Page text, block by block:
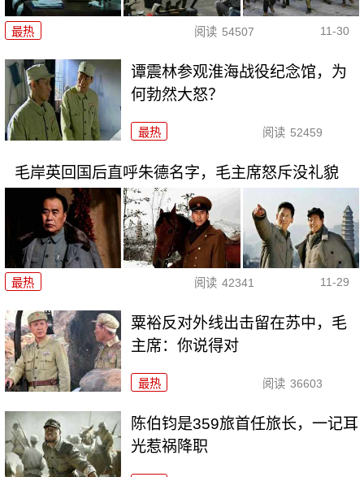
最热 阅读 54507 11-30
谭震林参观淮海战役纪念馆，为
何勃然大怒？
最热 阅读 52459
毛岸英回国后直呼朱德名字，毛主席怒斥没礼貌
最热 阅读 42341 11-29
粟裕反对外线出击留在苏中，毛
主席：你说得对
最热 阅读 36603
陈伯钧是359旅首任旅长，一记耳
光惹祸降职